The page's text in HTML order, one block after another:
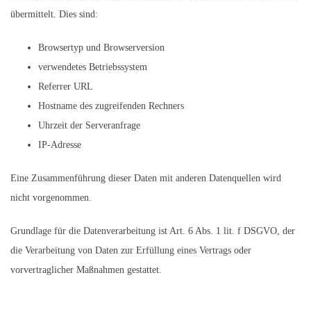
übermittelt. Dies sind:
Browsertyp und Browserversion
verwendetes Betriebssystem
Referrer URL
Hostname des zugreifenden Rechners
Uhrzeit der Serveranfrage
IP-Adresse
Eine Zusammenführung dieser Daten mit anderen Datenquellen wird
nicht vorgenommen.
Grundlage für die Datenverarbeitung ist Art. 6 Abs. 1 lit. f DSGVO, der
die Verarbeitung von Daten zur Erfüllung eines Vertrags oder
vorvertraglicher Maßnahmen gestattet.